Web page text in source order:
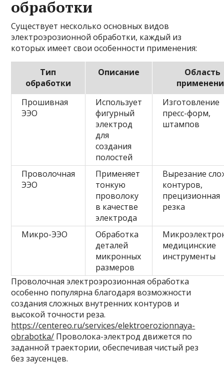
обработки
Существует несколько основных видов
электроэрозионной обработки, каждый из
которых имеет свои особенности применения:
Тип
обработки
Описание
Область
Прошивная
ЭЭО
Использует
фигурный
электрод
для
создания
полостей
Изготовление
пресс-форм,
штампов
Проволочная
ЭЭО
Применяет
тонкую
проволоку
в качестве
электрода
Вырезание
контуров,
прецизионная
резка
Микро-ЭЭО
Обработка
деталей
микронных
размеров
медицинские
инструменты
Проволочная электроэрозионная обработка
особенно популярна благодаря возможности
создания сложных внутренних контуров и
высокой точности реза.
https://centereo.ru/services/elektroerozionnaya-
obrabotka/ Проволока-электрод движется по
заданной траектории, обеспечивая чистый рез
без заусенцев.